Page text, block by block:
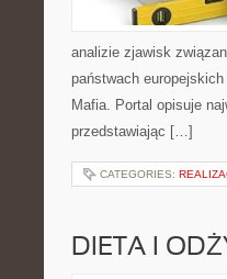
analizie zjawisk
państwach
Mafia. Portal opisuje
przedstawiając […]
CATEGORIES:
DIETA I